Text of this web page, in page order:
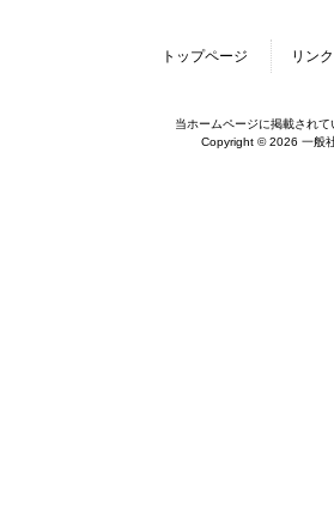
トップページ リンク
当ホームページに掲載され
Copyright © 2026 一般